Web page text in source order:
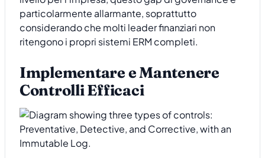
particolarmente allarmante, soprattutto
considerando che molti leader finanziari non
ritengono i propri sistemi ERM completi.
Implementare e Mantenere
Controlli Efficaci